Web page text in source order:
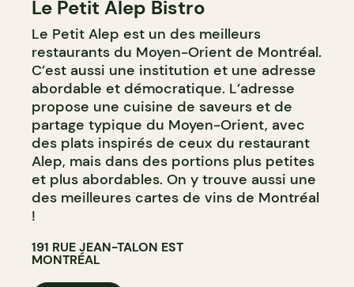
Le Petit Alep Bistro
Le Petit Alep est un des meilleurs
restaurants du Moyen-Orient de Montréal.
C’est aussi une institution et une adresse
abordable et démocratique. L’adresse
propose une cuisine de saveurs et de
partage typique du Moyen-Orient, avec
des plats inspirés de ceux du restaurant
Alep, mais dans des portions plus petites
et plus abordables. On y trouve aussi une
des meilleures cartes de vins de Montréal
!
191 RUE JEAN-TALON EST
MONTRÉAL